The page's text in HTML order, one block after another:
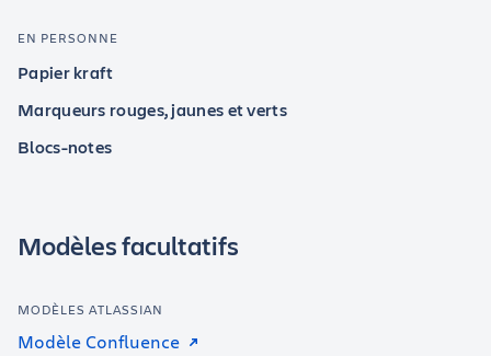
EN PERSONNE
Papier kraft
Marqueurs rouges, jaunes et verts
Blocs-notes
Modèles facultatifs
MODÈLES ATLASSIAN
Modèle Confluence